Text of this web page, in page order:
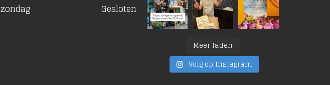
zondag
Gesloten
Meer laden
Volg op Instagram